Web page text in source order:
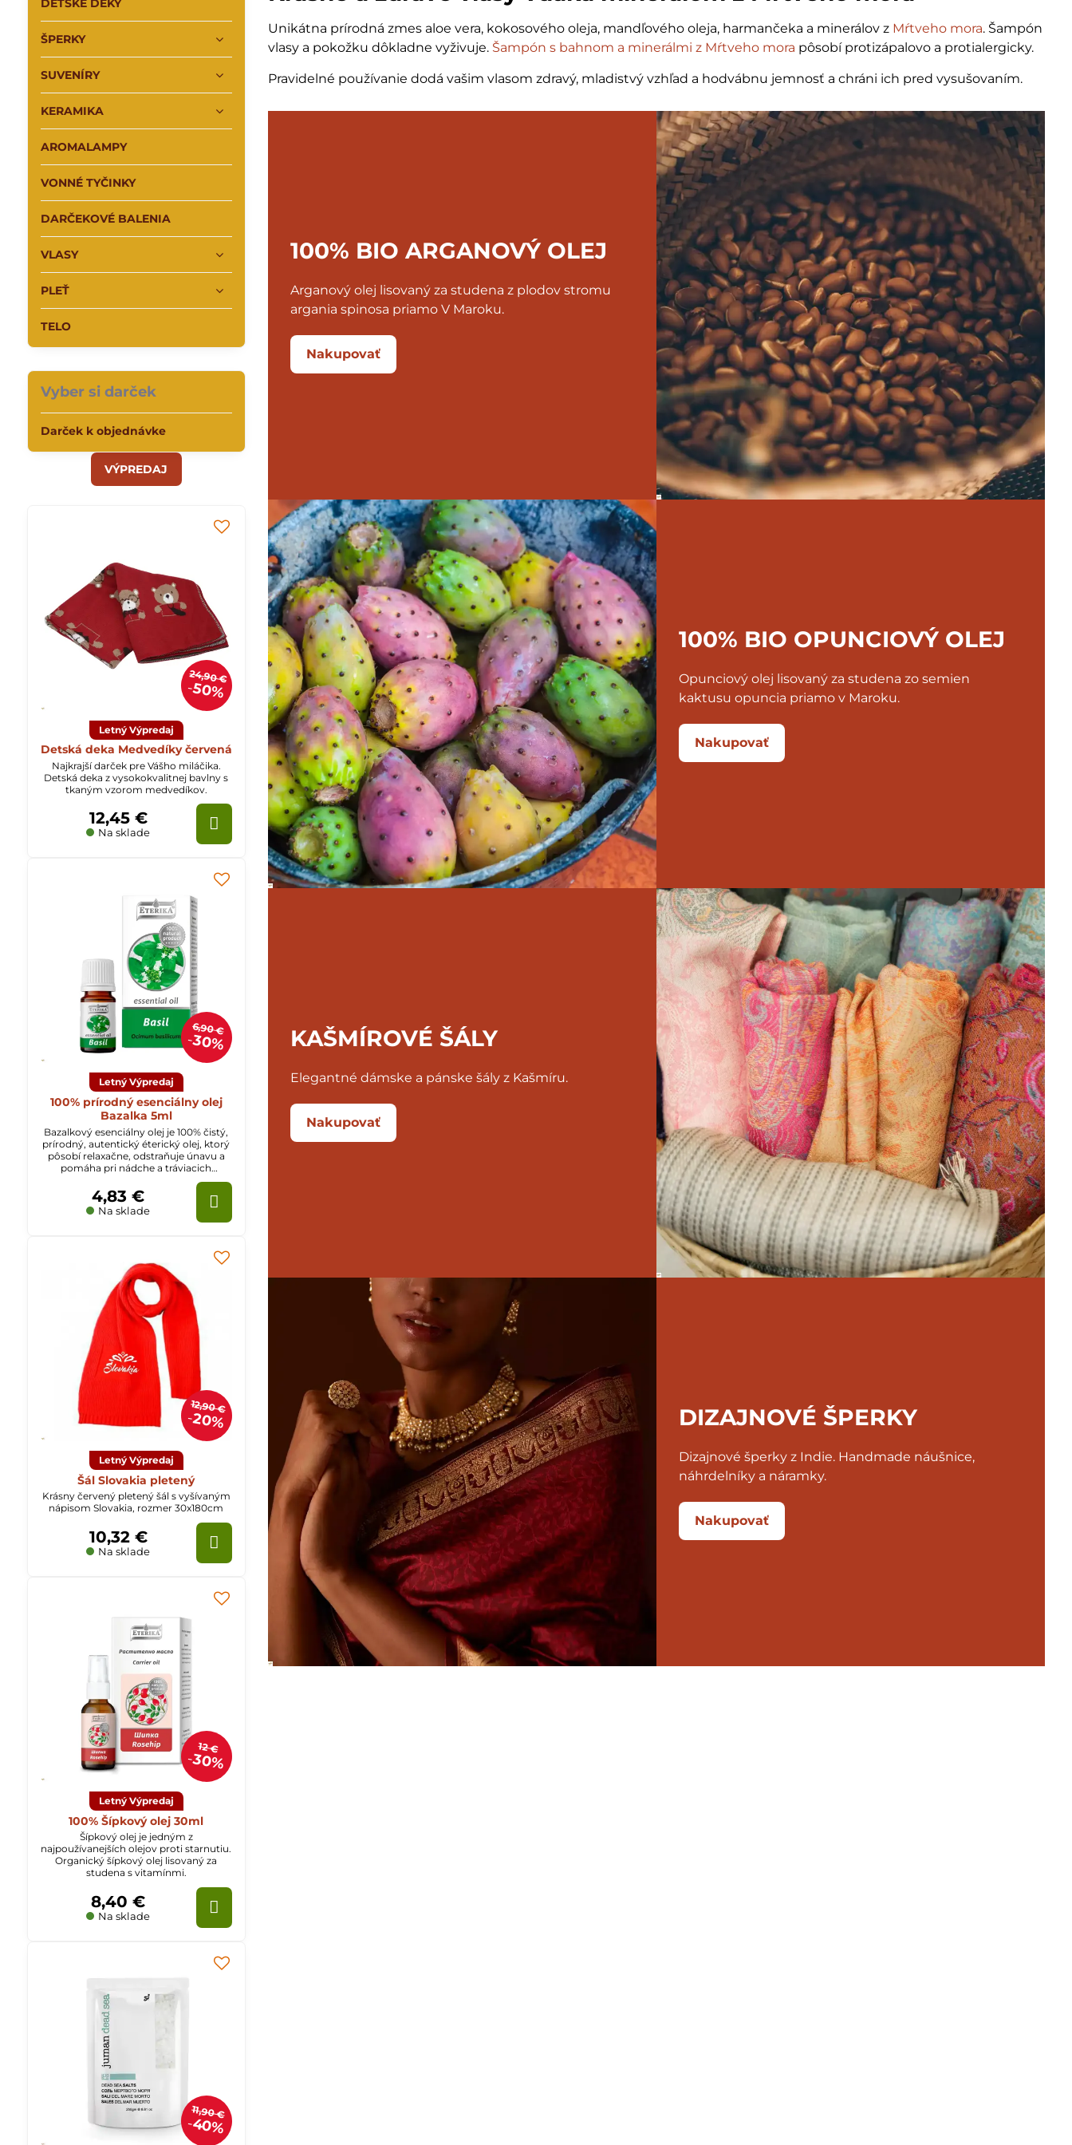
Unikátna prírodná zmes aloe vera, kokosového oleja, mandľového oleja, harmančeka a minerálov z Mŕtveho mora. Šampón
vlasy a pokožku dôkladne vyživuje. Šampón s bahnom a minerálmi z Mŕtveho mora pôsobí protizápalovo a protialergicky.
Pravidelné používanie dodá vašim vlasom zdravý, mladistvý vzhľad a hodvábnu jemnosť a chráni ich pred vysušovaním.
100% BIO ARGANOVÝ OLEJ
Arganový olej lisovaný za studena z plodov stromu
argania spinosa priamo V Maroku.
Nakupovať
100% BIO OPUNCIOVÝ OLEJ
Opunciový olej lisovaný za studena zo semien
kaktusu opuncia priamo v Maroku.
Nakupovať
KAŠMÍROVÉ ŠÁLY
Elegantné dámske a pánske šály z Kašmíru.
Nakupovať
DIZAJNOVÉ ŠPERKY
Dizajnové šperky z Indie. Handmade náušnice,
náhrdelníky a náramky.
Nakupovať
DETSKÉ DEKY
ŠPERKY
SUVENÍRY
KERAMIKA
AROMALAMPY
VONNÉ TYČINKY
DARČEKOVÉ BALENIA
VLASY
PLEŤ
TELO
Vyber si darček
Darček k objednávke
VÝPREDAJ
24,90 €
50%
Letný Výpredaj
Detská deka Medvedíky červená
Najkrajší darček pre Vášho miláčika.
Detská deka z vysokokvalitnej bavlny s
tkaným vzorom medvedíkov.
Na sklade
12,45 €
6,90 €
30%
Letný Výpredaj
100% prírodný esenciálny olej
Bazalka 5ml
Bazalkový esenciálny olej je 100% čistý,
prírodný, autentický éterický olej, ktorý
pôsobí relaxačne, odstraňuje únavu a
pomáha pri nádche a tráviacich
Na sklade
4,83 €
12,90 €
20%
Letný Výpredaj
Šál Slovakia pletený
Krásny červený pletený šál s vyšívaným
nápisom Slovakia, rozmer 30x180cm
Na sklade
10,32 €
12 €
30%
Letný Výpredaj
100% Šípkový olej 30ml
Šípkový olej je jedným z
najpoužívanejších olejov proti starnutiu.
Organický šípkový olej lisovaný za
studena s vitamínmi.
Na sklade
8,40 €
11,90 €
40%